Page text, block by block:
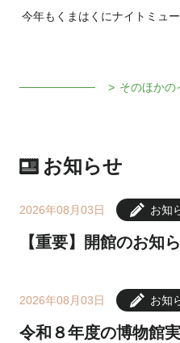
今年もくまはくにナイトミュ
そのほかの
お知らせ
2026年08月03日 お知
【重要】開館のお知
2026年08月03日 お知
令和８年度の博物館